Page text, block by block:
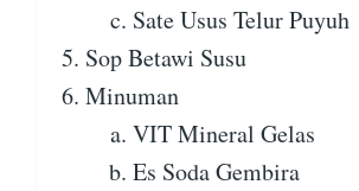
Sate Usus Telur Puyuh
Sop Betawi Susu
Minuman
VIT Mineral Gelas
Es Soda Gembira